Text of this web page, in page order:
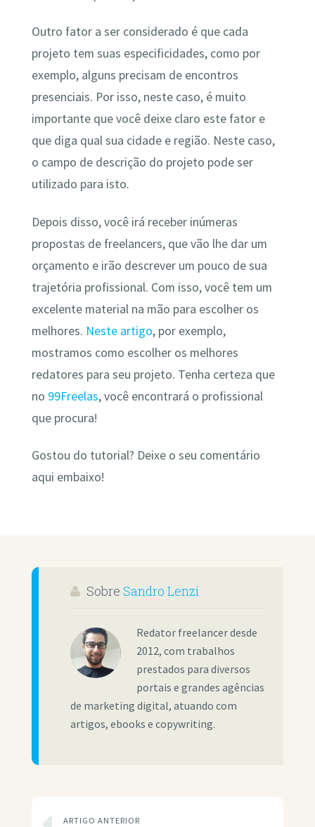
Outro fator a ser considerado é que cada
projeto tem suas especificidades, como por
exemplo, alguns precisam de encontros
presenciais. Por isso, neste caso, é muito
importante que você deixe claro este fator e
que diga qual sua cidade e região. Neste caso,
o campo de descrição do projeto pode ser
utilizado para isto.
Depois disso, você irá receber inúmeras
propostas de freelancers, que vão lhe dar um
orçamento e irão descrever um pouco de sua
trajetória profissional. Com isso, você tem um
excelente material na mão para escolher os
melhores. Neste artigo, por exemplo,
mostramos como escolher os melhores
redatores para seu projeto. Tenha certeza que
no 99Freelas, você encontrará o profissional
que procura!
Gostou do tutorial? Deixe o seu comentário
aqui embaixo!
Sobre Sandro Lenzi
Redator freelancer desde
2012, com trabalhos
prestados para diversos
portais e grandes agências
de marketing digital, atuando com
artigos, ebooks e copywriting.
ARTIGO ANTERIOR